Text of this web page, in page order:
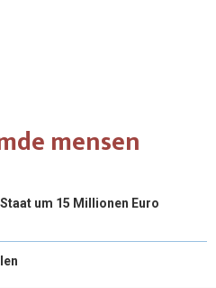
mensen
um 15 Millionen Euro